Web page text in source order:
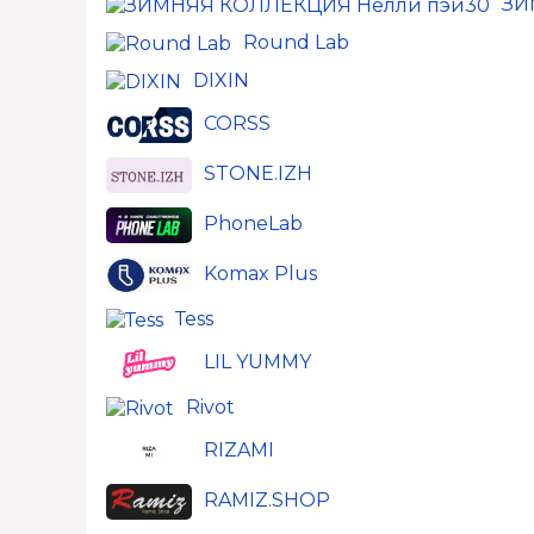
Round Lаb
DIXIN
CORSS
STONE.IZH
PhoneLab
Komax Plus
Теss
LIL YUMMY
Rivot
RIZAMI
RAMIZ.SHOP